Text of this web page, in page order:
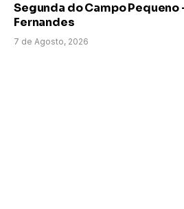
Segunda do Campo Pequeno
Fernandes
7 de Agosto, 2026